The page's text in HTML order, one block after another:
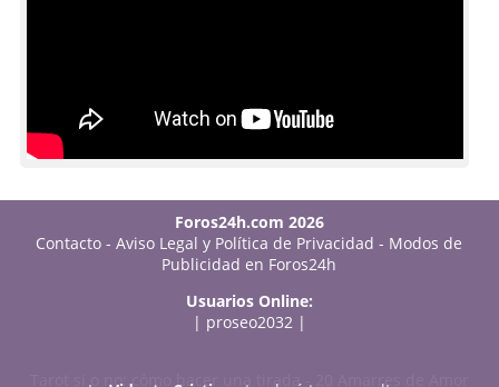
Foros24h.com 2026
Contacto -Aviso Legal y Política de Privacidad - Modos de
Publicidad en Foros24h
Usuarios Online:
| proseo2032 |
Tarot sí o no: cómo hacer una tirada- 20 Amarres de Amor